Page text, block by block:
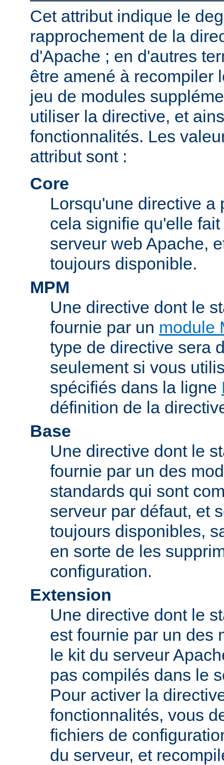
Cet attribut indique le
rapprochement de la
d'Apache ; en d'autres
être amené à recompiler
jeu de modules
utiliser la directive, et
fonctionnalités. Les
attribut sont :
Core
Lorsqu'une directive a
cela signifie qu'elle
serveur web Apache,
toujours disponible.
MPM
Une directive dont le
fournie par un module
type de directive sera
seulement si vous
spécifiés dans la ligne
définition de la
Base
Une directive dont le
fournie par un des
standards qui sont
serveur par défaut, et
toujours disponibles,
en sorte de les
configuration.
Extension
Une directive dont le
est fournie par un des
le kit du serveur
pas compilés dans le
Pour activer la
fonctionnalités, vous
fichiers de
du serveur, et